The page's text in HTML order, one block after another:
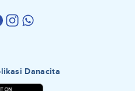
Danacita